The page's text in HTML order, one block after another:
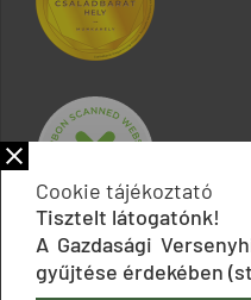
Cookie tájékoztató
Tisztelt látogatónk!
A Gazdasági
gyűjtése érdekében